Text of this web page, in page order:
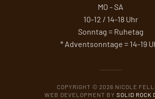
MO - SA
10-12 / 14-18 Uhr
Sonntag = Ruhetag
* Adventsonntage = 14-19
COPYRIGHT © 2026 NICOLE
WEB DEVELOPMENT BY SOLID ROCK